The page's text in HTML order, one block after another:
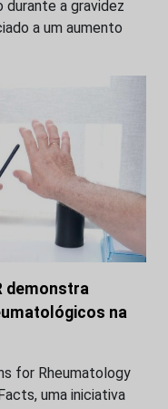
a gravidez
a um aumento
demonstra
na
for Rheumatology
uma iniciativa